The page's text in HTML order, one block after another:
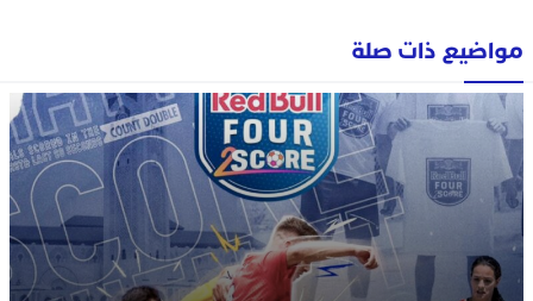
مواضيع ذات صلة